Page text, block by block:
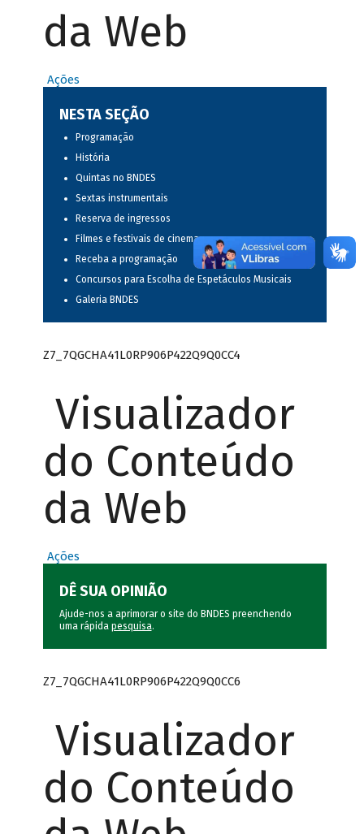
da Web
Ações
NESTA SEÇÃO
Programação
História
Quintas no BNDES
Sextas instrumentais
Reserva de ingressos
Filmes e festivais de cinema
Receba a programação
Concursos para Escolha de Espetáculos Musicais
Galeria BNDES
Z7_7QGCHA41L0RP906P422Q9Q0CC4
Visualizador
do Conteúdo
da Web
Ações
DÊ SUA OPINIÃO
Ajude-nos a aprimorar o site do BNDES preenchendo
uma rápida pesquisa.
Z7_7QGCHA41L0RP906P422Q9Q0CC6
Visualizador
do Conteúdo